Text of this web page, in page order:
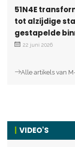
51N4E
tot alzijdige
gestapelde
22 juni 2026
Alle artikels van
VIDEO'S